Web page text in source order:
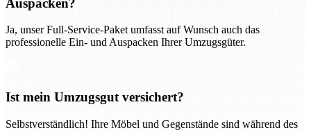
Ja, unser Full-Service-Paket umfasst auf Wunsch auch das
professionelle Ein- und Auspacken Ihrer Umzugsgüter.
Ist mein Umzugsgut versichert?
Selbstverständlich! Ihre Möbel und Gegenstände sind während des